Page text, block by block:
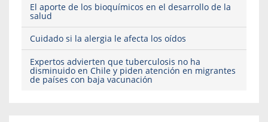
El aporte de los bioquímicos en el desarrollo de la
salud
Cuidado si la alergia le afecta los oídos
Expertos advierten que tuberculosis no ha
disminuido en Chile y piden atención en migrantes
de países con baja vacunación